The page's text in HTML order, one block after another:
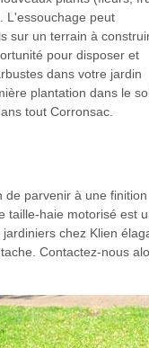
L'essouchage peut
sur un terrain à
pour disposer et
dans votre jardin
plantation dans le
tout Corronsac.
de parvenir à une finition
taille-haie motorisé est
chez Klien
Contactez-nous